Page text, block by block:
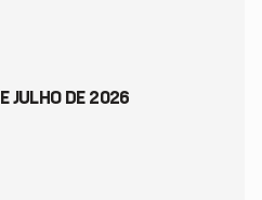
JULHO DE 2026